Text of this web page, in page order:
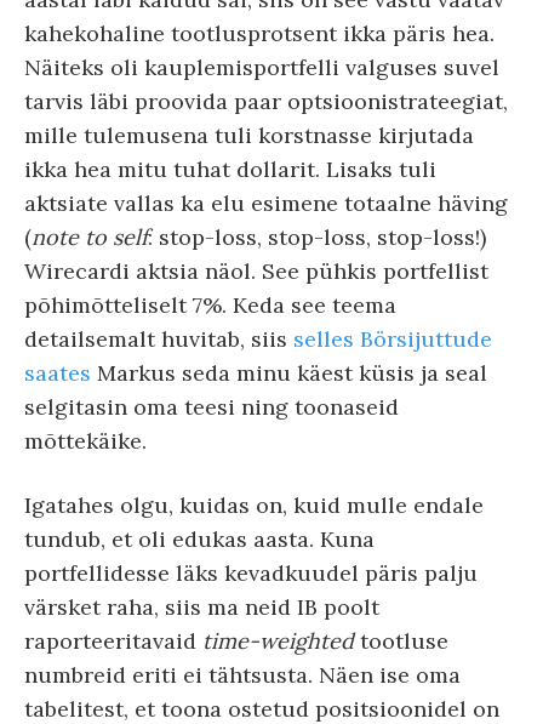
kahekohaline tootlusprotsent ikka päris hea.
Näiteks oli kauplemisportfelli valguses suvel
tarvis läbi proovida paar optsioonistrateegiat,
mille tulemusena tuli korstnasse kirjutada
ikka hea mitu tuhat dollarit. Lisaks tuli
aktsiate vallas ka elu esimene totaalne häving
(note to self: stop-loss, stop-loss, stop-loss!)
Wirecardi aktsia näol. See pühkis portfellist
põhimõtteliselt 7%. Keda see teema
detailsemalt huvitab, siis selles Börsijuttude
saates Markus seda minu käest küsis ja seal
selgitasin oma teesi ning toonaseid
mõttekäike.
Igatahes olgu, kuidas on, kuid mulle endale
tundub, et oli edukas aasta. Kuna
portfellidesse läks kevadkuudel päris palju
värsket raha, siis ma neid IB poolt
raporteeritavaid time-weightedtootluse
numbreid eriti ei tähtsusta. Näen ise oma
tabelitest, et toona ostetud positsioonidel on